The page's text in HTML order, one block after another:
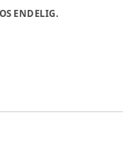
ENDELIG.